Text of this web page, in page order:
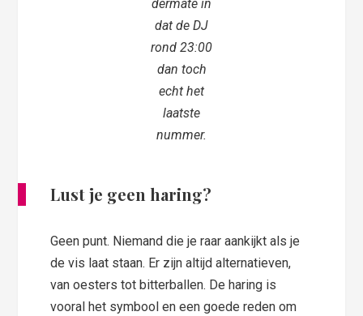
dermate in
dat de DJ
rond 23:00
dan toch
echt het
laatste
nummer.
Lust je geen haring?
Geen punt. Niemand die je raar aankijkt als je
de vis laat staan. Er zijn altijd alternatieven,
van oesters tot bitterballen. De haring is
vooral het symbool en een goede reden om